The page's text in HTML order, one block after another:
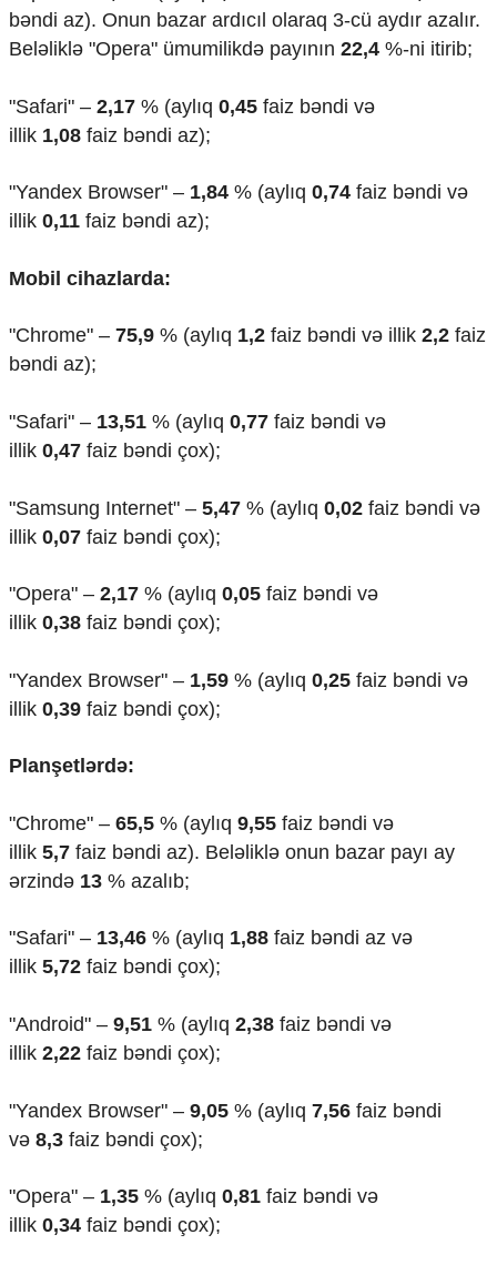
Mətbuat-150
Əlaqə
Missiyamız
bəndi az). Onun bazar ardıcıl olaraq 3-cü aydır azalır.
Beləliklə "Opera" ümumilikdə payının 22,4 %-ni itirib;
"Safari" – 2,17 % (aylıq 0,45 faiz bəndi və
illik 1,08 faiz bəndi az);
"Yandex Browser" – 1,84 % (aylıq 0,74 faiz bəndi və
illik 0,11 faiz bəndi az);
Mobil cihazlarda:
"Chrome" – 75,9 % (aylıq 1,2 faiz bəndi və illik 2,2 faiz
bəndi az);
"Safari" – 13,51 % (aylıq 0,77 faiz bəndi və
illik 0,47 faiz bəndi çox);
"Samsung Internet" – 5,47 % (aylıq 0,02 faiz bəndi və
illik 0,07 faiz bəndi çox);
"Opera" – 2,17 % (aylıq 0,05 faiz bəndi və
illik 0,38 faiz bəndi çox);
"Yandex Browser" – 1,59 % (aylıq 0,25 faiz bəndi və
illik 0,39 faiz bəndi çox);
Planşetlərdə:
"Chrome" – 65,5 % (aylıq 9,55 faiz bəndi və
illik 5,7 faiz bəndi az). Beləliklə onun bazar payı ay
ərzində 13 % azalıb;
"Safari" – 13,46 % (aylıq 1,88 faiz bəndi az və
illik 5,72 faiz bəndi çox);
"Android" – 9,51 % (aylıq 2,38 faiz bəndi və
illik 2,22 faiz bəndi çox);
"Yandex Browser" – 9,05 % (aylıq 7,56 faiz bəndi
və 8,3 faiz bəndi çox);
"Opera" – 1,35 % (aylıq 0,81 faiz bəndi və
illik 0,34 faiz bəndi çox);